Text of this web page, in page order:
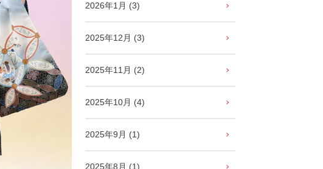
2026年1月 (3)
2025年12月 (3)
2025年11月 (2)
2025年10月 (4)
2025年9月 (1)
2025年8月 (1)